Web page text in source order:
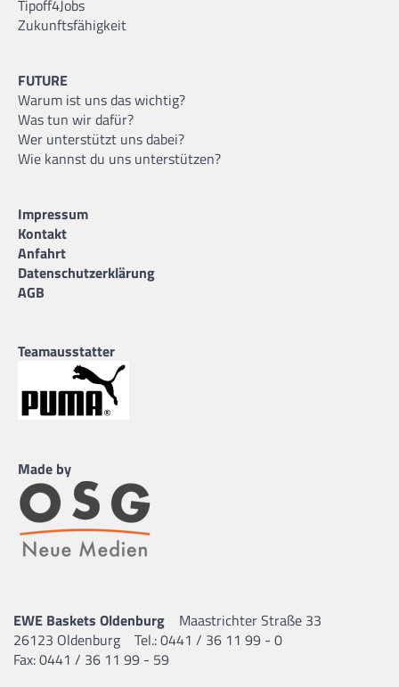
Tipoff4Jobs
Zukunftsfähigkeit
FUTURE
Warum ist uns das wichtig?
Was tun wir dafür?
Wer unterstützt uns dabei?
Wie kannst du uns unterstützen?
Impressum
Kontakt
Anfahrt
Datenschutzerklärung
AGB
Teamausstatter
Made by
EWE Baskets Oldenburg
Maastrichter Straße 33
26123 Oldenburg
Tel.: 0441 / 36 11 99 - 0
Fax: 0441 / 36 11 99 - 59